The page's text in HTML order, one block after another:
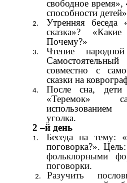
свободное время»,
способности детей»
Утренняя беседа
сказка»?
Почему?»
Чтение
совместно с
сказки на
После сна, дети
«Теремок»
использованием
уголка.
2 –й день
Беседа на тему:
поговорка?». Цель:
фольклорными
поговорки.
Разучить